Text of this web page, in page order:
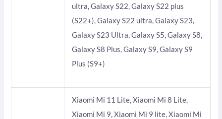
ultra, Galaxy S22, Galaxy S22 plus
(S22+), Galaxy S22 ultra, Galaxy S23,
Galaxy S23 Ultra, Galaxy S5, Galaxy S8,
Galaxy S8 Plus, Galaxy S9, Galaxy S9
Plus (S9+)
Xiaomi Mi 11 Lite, Xiaomi Mi 8 Lite,
Xiaomi Mi 9, Xiaomi Mi 9 lite, Xiaomi Mi